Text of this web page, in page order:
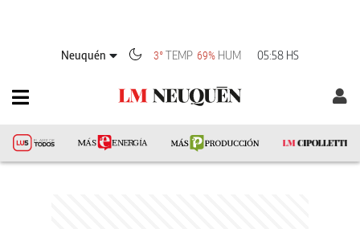
Neuquén 3°TEMP 69% HUM 05:58 HS